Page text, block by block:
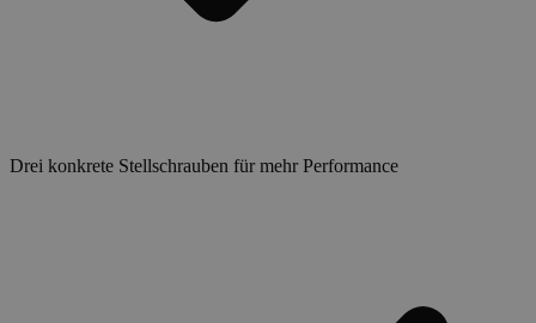
Drei konkrete Stellschrauben für mehr Performance